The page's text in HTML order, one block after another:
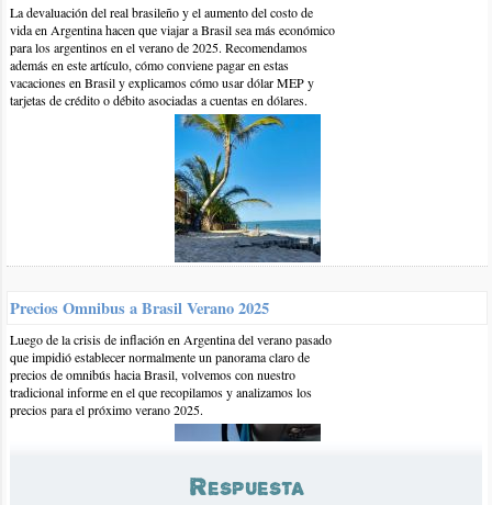
24-ene-2017 | por BrasilPlayas
/ cometa, ahí te dejo el link:
http://www.catarinense.net/
Saludos
Respuesta
La devaluación del real brasileño y el aumento del costo de
vida en Argentina hacen que viajar a Brasil sea más económico
para los argentinos en el verano de 2025. Recomendamos
además en este artículo, cómo conviene pagar en estas
vacaciones en Brasil y explicamos cómo usar dólar MEP y
tarjetas de crédito o débito asociadas a cuentas en dólares.
Precios Omnibus a Brasil Verano 2025
Luego de la crisis de inflación en Argentina del verano pasado
que impidió establecer normalmente un panorama claro de
precios de omnibús hacia Brasil, volvemos con nuestro
tradicional informe en el que recopilamos y analizamos los
precios para el próximo verano 2025.